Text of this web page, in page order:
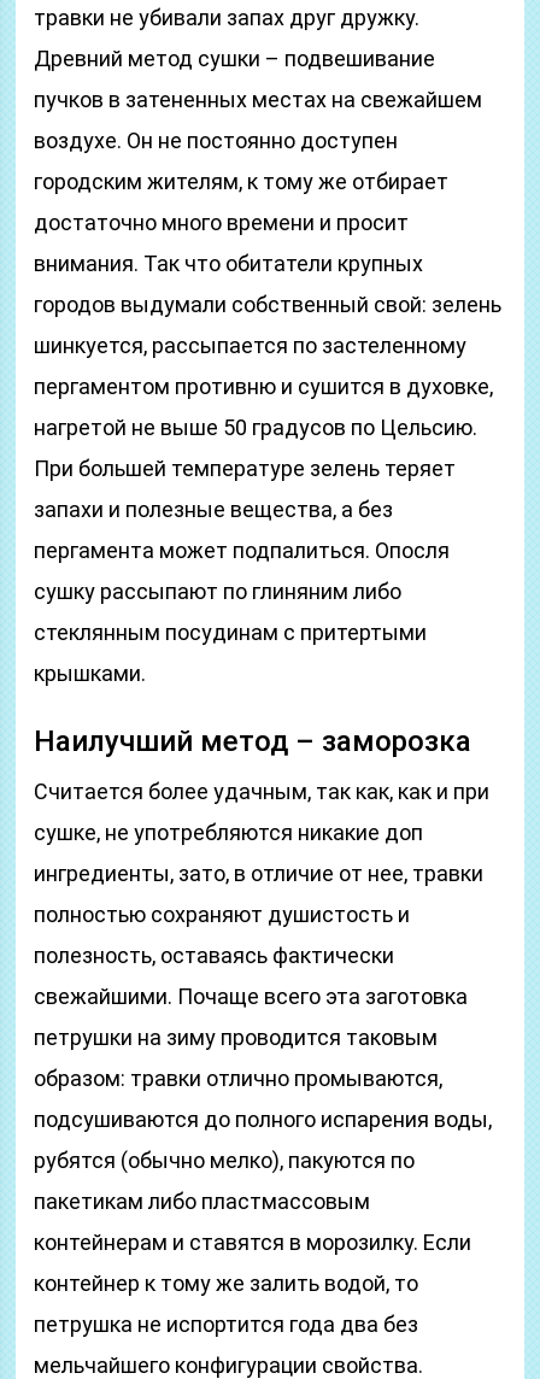
травки не убивали запах друг дружку.
Древний метод сушки – подвешивание
пучков в затененных местах на свежайшем
воздухе. Он не постоянно доступен
городским жителям, к тому же отбирает
достаточно много времени и просит
внимания. Так что обитатели крупных
городов выдумали собственный свой: зелень
шинкуется, рассыпается по застеленному
пергаментом противню и сушится в духовке,
нагретой не выше 50 градусов по Цельсию.
При большей температуре зелень теряет
запахи и полезные вещества, а без
пергамента может подпалиться. Опосля
сушку рассыпают по глиняним либо
стеклянным посудинам с притертыми
крышками.
Наилучший метод – заморозка
Считается более удачным, так как, как и при
сушке, не употребляются никакие доп
ингредиенты, зато, в отличие от нее, травки
полностью сохраняют душистость и
полезность, оставаясь фактически
свежайшими. Почаще всего эта заготовка
петрушки на зиму проводится таковым
образом: травки отлично промываются,
подсушиваются до полного испарения воды,
рубятся (обычно мелко), пакуются по
пакетикам либо пластмассовым
контейнерам и ставятся в морозилку. Если
контейнер к тому же залить водой, то
петрушка не испортится года два без
мельчайшего конфигурации свойства.